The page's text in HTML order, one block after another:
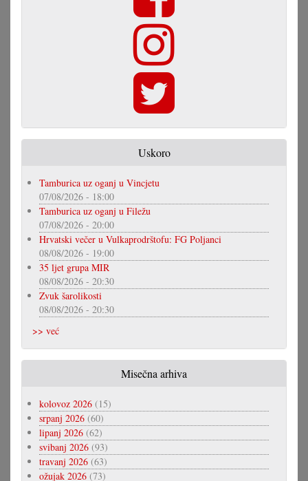
Uskoro
Tamburica uz oganj u Vincjetu
07/08/2026 - 18:00
Tamburica uz oganj u Filežu
07/08/2026 - 20:00
Hrvatski večer u Vulkaprodrštofu: FG Poljanci
08/08/2026 - 19:00
35 ljet grupa MIR
08/08/2026 - 20:30
Zvuk šarolikosti
08/08/2026 - 20:30
>> već
Misečna arhiva
kolovoz 2026 (15)
srpanj 2026 (60)
lipanj 2026 (62)
svibanj 2026 (93)
travanj 2026 (63)
ožujak 2026 (73)